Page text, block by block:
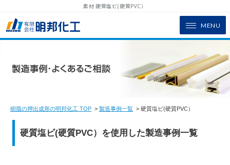
素材 硬質塩ビ(硬質PVC）
MENU
樹脂の押出成形の明邦化工 TOP > 製造事例一覧 > 硬質塩ビ(硬質PVC）
硬質塩ビ(硬質PVC）を使用した製造事例一覧